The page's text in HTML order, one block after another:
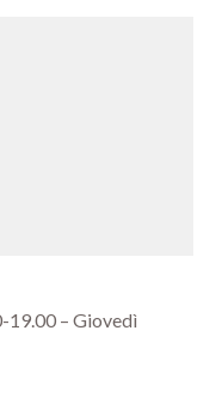
19.00 – Giovedì